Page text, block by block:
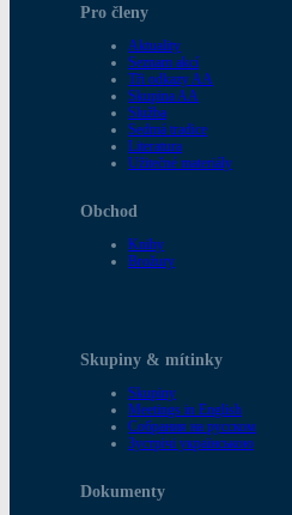
Pro členy
Aktuality
Seznam akcí
Tři odkazy AA
Skupina AA
Služba
Sedmá tradice
Literatura
Užitečné materiály
Obchod
Knihy
Brožury
Skupiny & mítinky
Skupiny
Meetings in English
Собрания на русском
Зустрічі українською
Dokumenty